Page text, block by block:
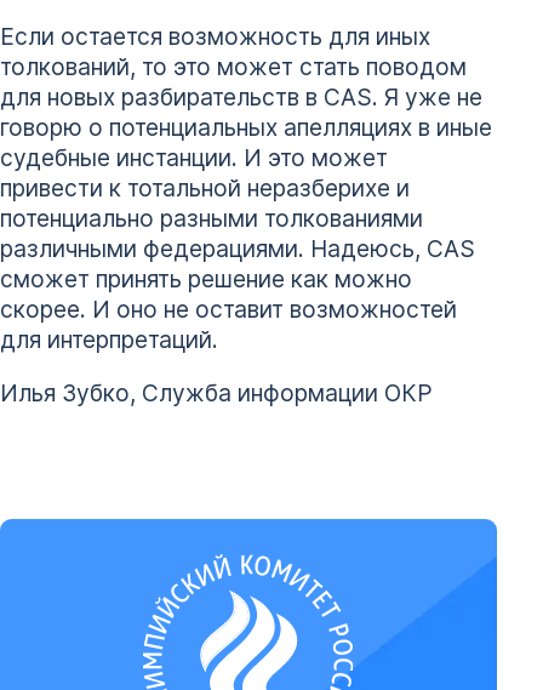
Если остается возможность для иных
толкований, то это может стать поводом
для новых разбирательств в CAS. Я уже не
говорю о потенциальных апелляциях в иные
судебные инстанции. И это может
привести к тотальной неразберихе и
потенциально разными толкованиями
различными федерациями. Надеюсь, CAS
сможет принять решение как можно
скорее. И оно не оставит возможностей
для интерпретаций.
Илья Зубко, Служба информации ОКР